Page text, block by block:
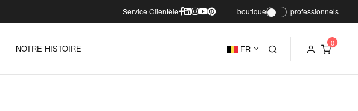
Service Clientèle boutique professionnels
NOTRE HISTOIRE FR